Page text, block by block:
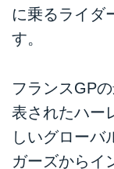
に乗るライダ
す。
フランスGP
表されたハー
しいグローバ
ガーズからイ